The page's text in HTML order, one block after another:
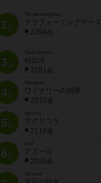
2位
Terraforming Mars
テラフォーミングマーズ
2394名
3位
Stone Garden
枯山水
2281名
4位
Viticulture
ワイナリーの四季
2272名
5位
Agricola
アグリコラ
2119名
6位
Azul
アズール
2035名